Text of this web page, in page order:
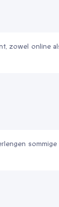
zowel online